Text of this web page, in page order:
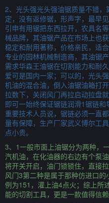
2、光头强光头强油锯质量不错
定，没有返修锯，形声字，最早
引申有用锯把东西拉开，农具名
械品牌，其油锯产品在市场上也
稳定和耐用著称，价格亲民，适
专业的园林机械制造商，其油锯
需求华森王油锯在切割能力和耐
爱可是国内一家；可以的，光头
机油的混合油，倒入油锯油箱打
拉数下，关闭风门再拉启动拉盘
即可一始终保证锯链润滑1锯链
重要技术人员说，锯链必须一直
量有保障，生产厂家武义博尔工
点小贵。
3、1一般市面上油锯分为两种，
汽机油，在化油器的右边有个泵
将开关开启，油门锁锁住，直接
风门3第二种是属于那种仿进口
例为151，灌上油4点火；综上所
能的切割工具，更是一款值得信